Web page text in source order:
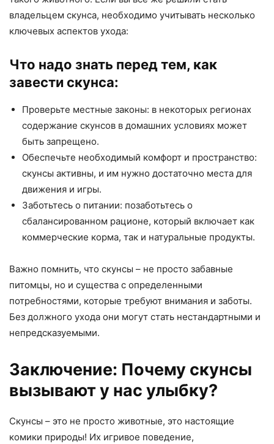
владельцем скунса, необходимо учитывать несколько
ключевых аспектов ухода:
Что надо знать перед тем, как
завести скунса:
Проверьте местные законы: в некоторых регионах
содержание скунсов в домашних условиях может
быть запрещено.
Обеспечьте необходимый комфорт и пространство:
скунсы активны, и им нужно достаточно места для
движения и игры.
Заботьтесь о питании: позаботьтесь о
сбалансированном рационе, который включает как
коммерческие корма, так и натуральные продукты.
Важно помнить, что скунсы – не просто забавные
питомцы, но и существа с определенными
потребностями, которые требуют внимания и заботы.
Без должного ухода они могут стать нестандартными и
непредсказуемыми.
Заключение: Почему скунсы
вызывают у нас улыбку?
Скунсы – это не просто животные, это настоящие
комики природы! Их игривое поведение,